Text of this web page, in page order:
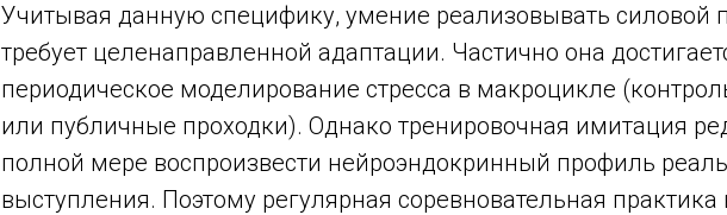
Учитывая данную специфику, умение реализовывать силовой
требует целенаправленной адаптации. Частично она
периодическое моделирование стресса в макроцикле
или публичные проходки). Однако тренировочная имитация
полной мере воспроизвести нейроэндокринный профиль
выступления. Поэтому регулярная соревновательная практика